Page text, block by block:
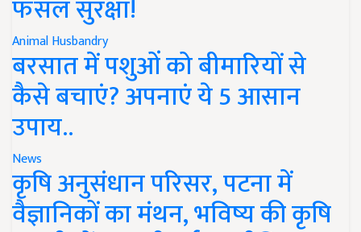
फसल सुरक्षा!
Animal Husbandry
बरसात में पशुओं को बीमारियों से
कैसे बचाएं? अपनाएं ये 5 आसान
उपाय..
News
कृषि अनुसंधान परिसर, पटना में
वैज्ञानिकों का मंथन, भविष्य की कृषि